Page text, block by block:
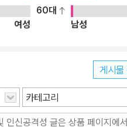
의 사진을 새롭게 추가하여 볼
지형과 환경을 읽어주고 그 나무
리고 숲을 이루게 되었는지, 주위
으며 공존하는지 등등을 말해준
진은 저자의 여정을 따라 그 숲을
주며, 이제껏 스치고 지나갔던 수
60대
여성
남성
게시물
카테고리